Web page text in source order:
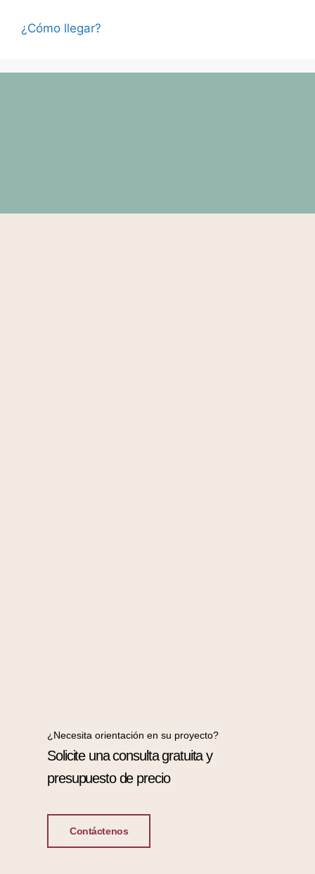
¿Cómo llegar?
¿Necesita orientación en su proyecto?
Solicite una consulta gratuita y
presupuesto de precio
Contáctenos